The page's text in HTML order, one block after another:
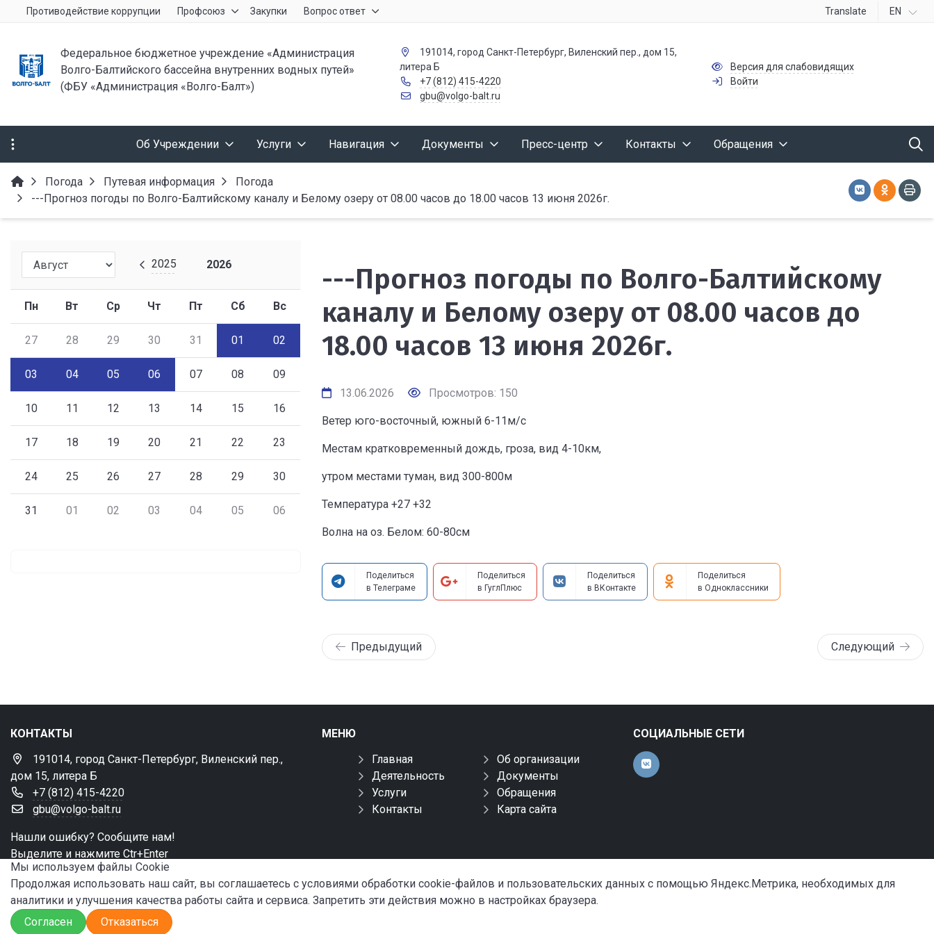
Противодействие коррупции Профсоюз Закупки Вопрос ответ Translate EN
Федеральное бюджетное учреждение «Администрация
Волго-Балтийского бассейна внутренних водных путей»
(ФБУ «Администрация «Волго-Балт»)
191014, город Санкт-Петербург, Виленский пер., дом 15,
литера Б
+7 (812) 415-4220
gbu@volgo-balt.ru
Версия для слабовидящих
Войти
Об Учреждении Услуги Навигация Документы Пресс-центр Контакты Обращения
Погода Путевая информация
Погода
---Прогноз погоды по Волго-Балтийскому каналу и Белому озеру от 08.00 часов до 18.00 часов 13 июня 2026г.
2025 2026
Пн Вт Ср Чт Пт Сб Вс
27 28 29 30 31 01 02
03 04 05 06 07 08 09
10 11 12 13 14 15 16
17 18 19 20 21 22 23
24 25 26 27 28 29 30
31 01 02 03 04 05 06
---Прогноз погоды по Волго-Балтийскому
каналу и Белому озеру от 08.00 часов до
18.00 часов 13 июня 2026г.
13.06.2026 Просмотров: 150
Ветер юго-восточный, южный 6-11м/с
Местам кратковременный дождь, гроза, вид 4-10км,
утром местами туман, вид 300-800м
Температура +27 +32
Волна на оз. Белом: 60-80см
Поделиться
в Телеграме
Поделиться
в ГуглПлюс
Поделиться
в ВКонтакте
Поделиться
в Одноклассники
Предыдущий Следующий
КОНТАКТЫ
191014, город Санкт-Петербург, Виленский пер.,
дом 15, литера Б
+7 (812) 415-4220
gbu@volgo-balt.ru
Нашли ошибку? Сообщите нам!
Выделите и нажмите Ctr+Enter
МЕНЮ
Главная
Об организации
Деятельность
Документы
Услуги
Обращения
Контакты
Карта сайта
СОЦИАЛЬНЫЕ СЕТИ
© 2024 ФБУ «Администрация «Волго-Балт»
Мы используем файлы Сookie
Продолжая использовать наш сайт, вы соглашаетесь с условиями обработки cookie-файлов и пользовательских данных с помощью Яндекс.Метрика, необходимых для
аналитики и улучшения качества работы сайта и сервиса. Запретить эти действия можно в настройках браузера.
Согласен
Отказаться